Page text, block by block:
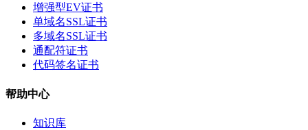
增强型EV证书
单域名SSL证书
多域名SSL证书
通配符证书
代码签名证书
帮助中心
知识库